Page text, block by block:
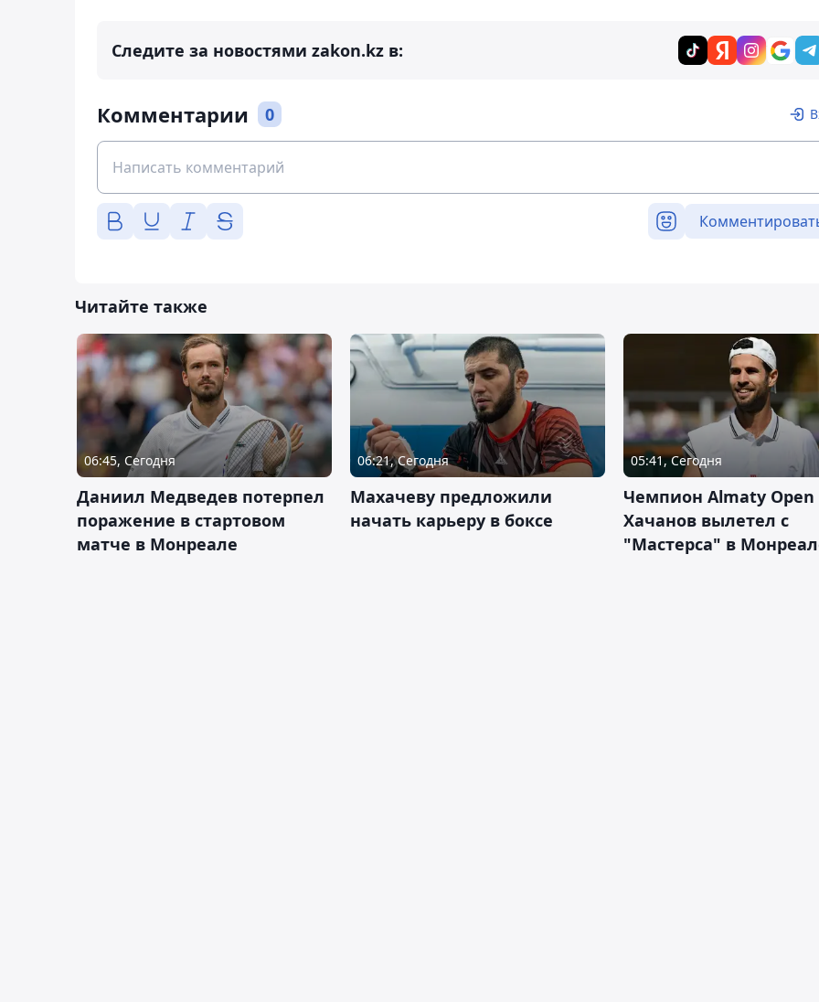
Следите за новостями zakon.kz в:
Комментарии 0
Читайте также
06:45, Сегодня
Даниил Медведев потерпел
поражение в стартовом
матче в Монреале
06:21, Сегодня
Махачеву предложили
начать карьеру в боксе
05:41, Сегодня
Чемпион Almaty Open
Хачанов вылетел с
"Мастерса" в